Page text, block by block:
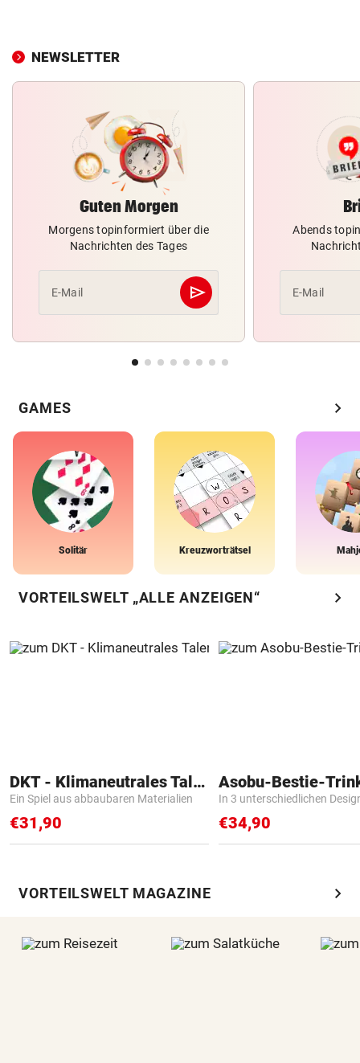
NEWSLETTER
Guten Morgen
Morgens topinformiert über die
Nachrichten des Tages
E-Mail send
Abschicken
Abends
E-Mail
GAMES chevron_right
Solitär Kreuzworträtsel
VORTEILSWELT „ALLE ANZEIGEN“ chevron_right
DKT - Klimaneutrales Talent
Ein Spiel aus abbaubaren Materialien
€31,90
Asobu-Bestie-
In 3 unterschiedlichen
€34,90
VORTEILSWELT MAGAZINE chevron_right